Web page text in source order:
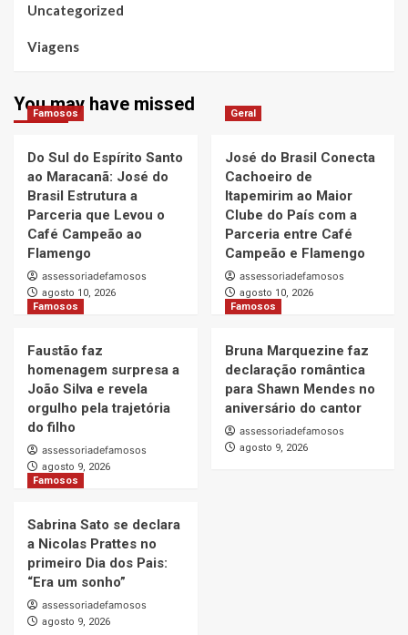
Uncategorized
Viagens
You may have missed
Famosos
Do Sul do Espírito Santo
ao Maracanã: José do
Brasil Estrutura a
Parceria que Levou o
Café Campeão ao
Flamengo
assessoriadefamosos
agosto 10, 2026
Geral
José do Brasil Conecta
Cachoeiro de
Itapemirim ao Maior
Clube do País com a
Parceria entre Café
Campeão e Flamengo
assessoriadefamosos
agosto 10, 2026
Famosos
Faustão faz
homenagem surpresa a
João Silva e revela
orgulho pela trajetória
do filho
assessoriadefamosos
agosto 9, 2026
Famosos
Bruna Marquezine faz
declaração romântica
para Shawn Mendes no
aniversário do cantor
assessoriadefamosos
agosto 9, 2026
Famosos
Sabrina Sato se declara
a Nicolas Prattes no
primeiro Dia dos Pais:
“Era um sonho”
assessoriadefamosos
agosto 9, 2026